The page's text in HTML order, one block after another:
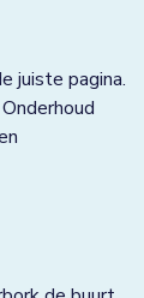
juiste pagina.